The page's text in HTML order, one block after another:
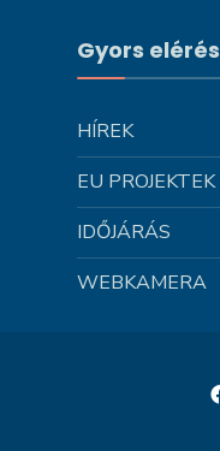
Gyors elérés
HÍREK
EU PROJEKTEK
IDŐJÁRÁS
WEBKAMERA